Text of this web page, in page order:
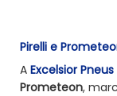
Pirelli e
A Excelsior Pneus
Prometeon,